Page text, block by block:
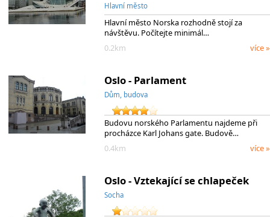
Hlavní město
Hlavní město Norska rozhodně stojí za
návštěvu. Počítejte minimál…
0.2km
více »
Oslo - Parlament
Dům, budova
Budovu norského Parlamentu najdeme při
procházce Karl Johans gate. Budově…
0.4km
více »
Oslo - Vztekající se chlapeček
Socha